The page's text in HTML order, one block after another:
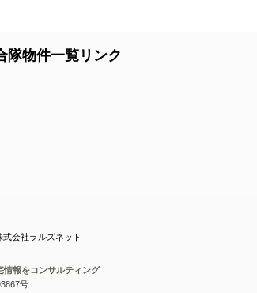
隊物件一覧リンク
会社ラルズネット
情報をコンサルティング
号